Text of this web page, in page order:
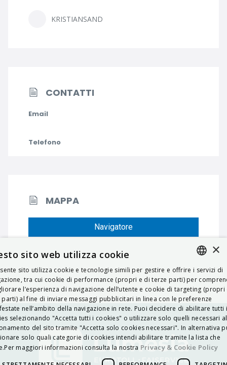
KRISTIANSAND
CONTATTI
Email
Telefono
MAPPA
Navigatore
ITALIAN
ENGLISH
FRENCH
HUNGARIAN
DEUTSCH
POLSKI
×
sito web utilizza cookie
sito utilizza cookie e tecnologie simili per gestire e offrire i servizi di
tra cui cookie di performance (propri e di terze parti) per
l’esperienza di navigazione dell’utente e cookie di targeting (propri
parti) al fine di inviare messaggi pubblicitari in linea con le preferenze
nell’ambito della navigazione in rete. Puoi decidere di abilitare tutti i
selezionando "Accetta tutti i cookies" o utilizzare solo quelli necessari al
del sito tramite "Accetta solo cookies necessari". In alternativa
solo quali categorie di cookies intendi abilitare tramite la lista che
maggiori informazioni consulta la nostra Privacy & Cookie Policy